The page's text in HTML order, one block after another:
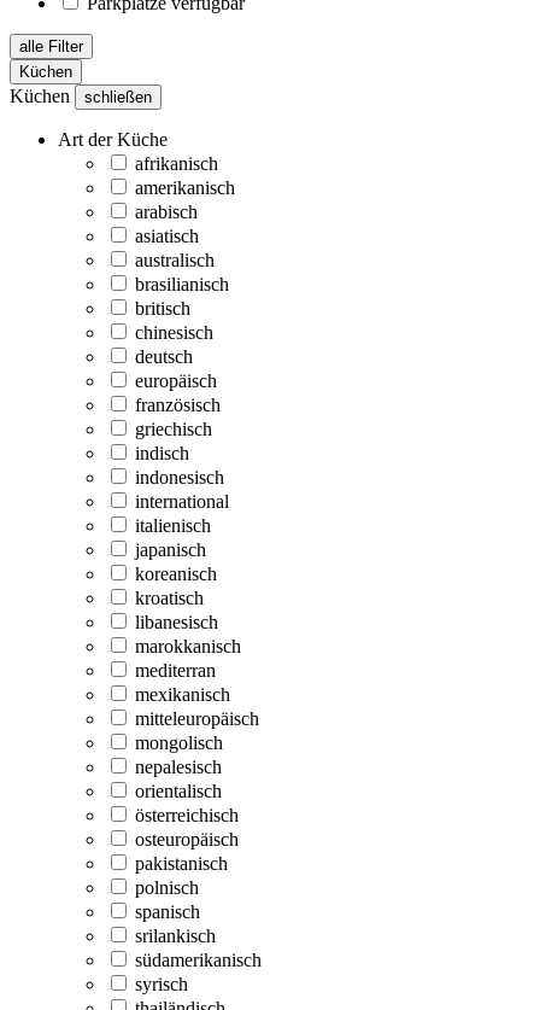
alle Filter
Küchen
Küchen schließen
Art der Küche
afrikanisch
amerikanisch
arabisch
asiatisch
australisch
brasilianisch
britisch
chinesisch
deutsch
europäisch
französisch
griechisch
indisch
indonesisch
international
italienisch
japanisch
koreanisch
kroatisch
libanesisch
marokkanisch
mediterran
mexikanisch
mitteleuropäisch
mongolisch
nepalesisch
orientalisch
österreichisch
osteuropäisch
pakistanisch
polnisch
spanisch
srilankisch
südamerikanisch
syrisch